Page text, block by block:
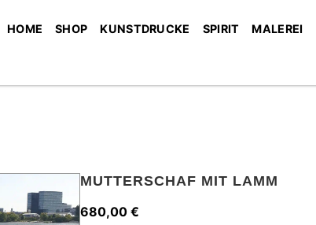
HOME SHOP KUNSTDRUCKE SPIRIT MALEREI
MUTTERSCHAF MIT LAMM
680,00 €